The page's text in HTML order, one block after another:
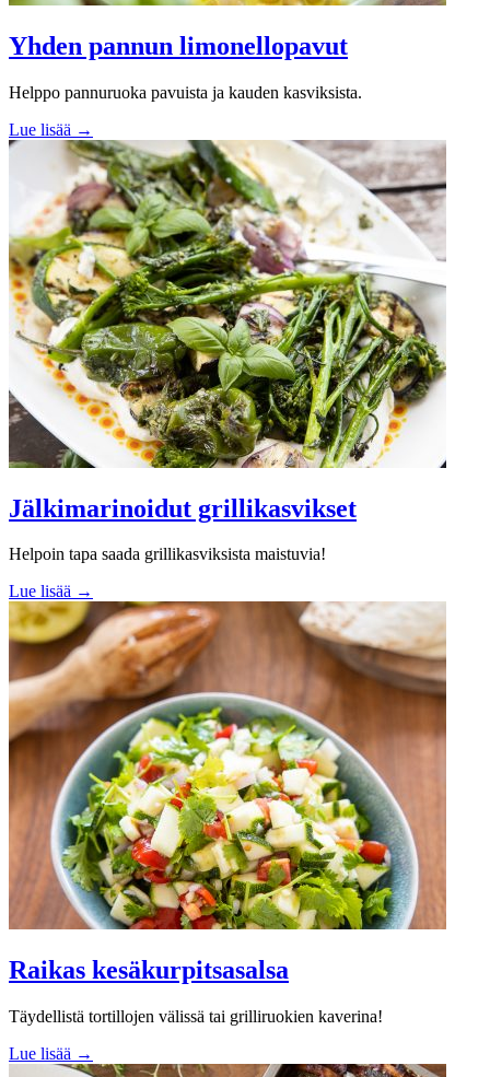
Yhden pannun limonellopavut
Helppo pannuruoka pavuista ja kauden kasviksista.
Lue lisää →
Jälkimarinoidut grillikasvikset
Helpoin tapa saada grillikasviksista maistuvia!
Lue lisää →
Raikas kesäkurpitsasalsa
Täydellistä tortillojen välissä tai grilliruokien kaverina!
Lue lisää →